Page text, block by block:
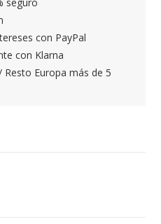
con PayPal
con Klarna
Resto Europa más de 5